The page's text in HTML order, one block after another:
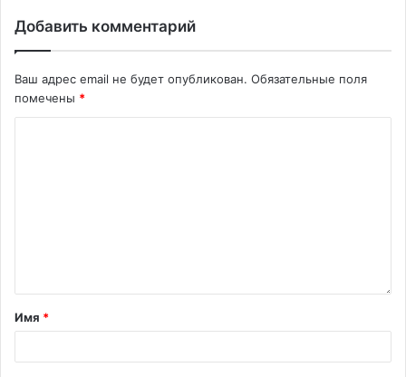
Добавить комментарий
Ваш адрес email не будет опубликован. Обязательные поля
помечены *
Имя *